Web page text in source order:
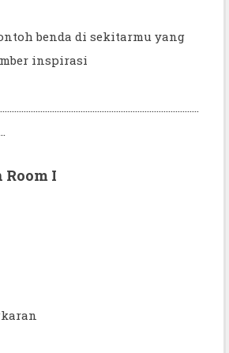
benda di sekitarmu yang
inspirasi
I